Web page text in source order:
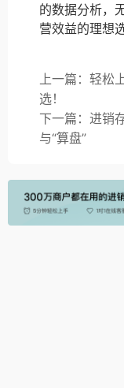
的数据分析，
营效益的理想
上一篇：轻松
选！
下一篇：进销
与“算盘”